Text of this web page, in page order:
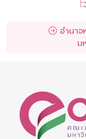
อำนา
ม